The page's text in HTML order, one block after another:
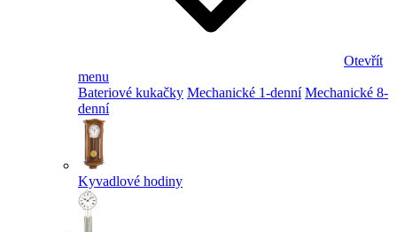
Otevřít
menu
Bateriové kukačky Mechanické 1-denní Mechanické 8-
denní
Kyvadlové hodiny